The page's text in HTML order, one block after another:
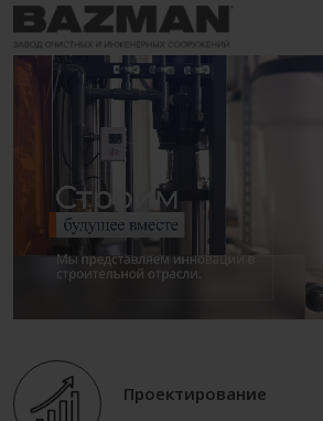
Проектирование